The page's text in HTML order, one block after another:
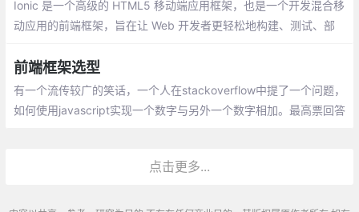
Ionic 是一个高级的 HTML5 移动端应用框架，也是一个开发混合移
动应用的前端框架，旨在让 Web 开发者更轻松地构建、测试、部
ue 和 React 。
前端框架选型
有一个流传较广的笑话，一个人在stackoverflow中提了一个问题，
如何使用javascript实现一个数字与另外一个数字相加。最高票回答
同的应用场景，杀鸡不要用牛刀点击更多...